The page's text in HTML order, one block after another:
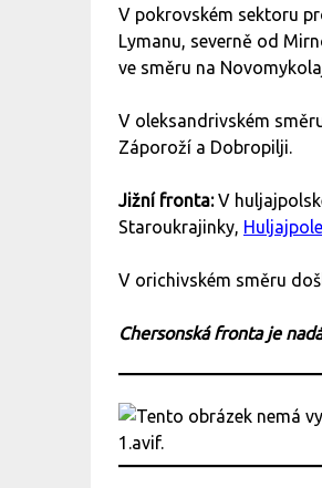
V pokrovském sektoru
Lymanu, severně od
ve směru na
V oleksandrivském
Záporoží a Dobropilji.
Jižní fronta:V
Staroukrajinky, Huljajpole
V orichivském směru
Chersonská fronta je